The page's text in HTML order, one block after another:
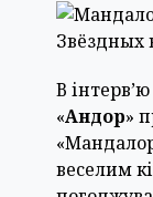
В
«Андор»
веселим